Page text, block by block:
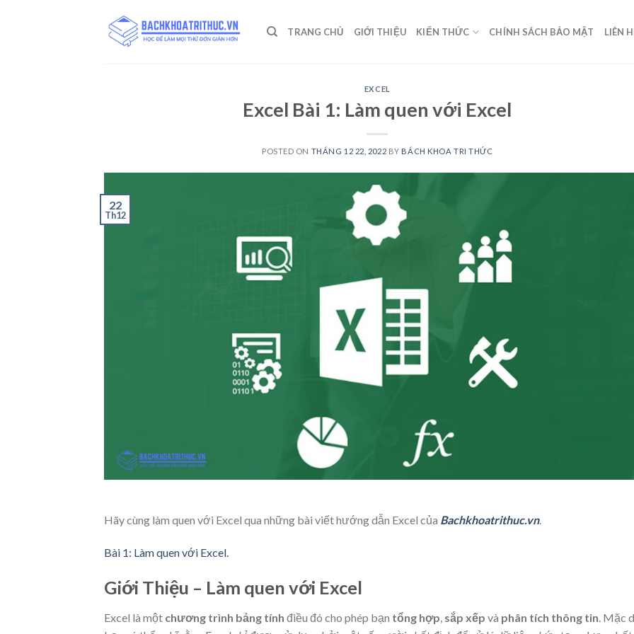
TRANG CHỦ GIỚI THIỆU KIẾN THỨC CHÍNH SÁCH BẢO MẬT LIÊN
EXCEL
Excel Bài 1: Làm quen với Excel
POSTED ON THÁNG 12 22, 2022 BY BÁCH KHOA TRI THỨC
22
Th12
Hãy cùng làm quen với Excel qua những bài viết hướng dẫn Excel của Bachkhoatrithuc.vn.
Bài 1: Làm quen với Excel.
Giới Thiệu – Làm quen với Excel
Excel là một chương trình bảng tính điều đó cho phép bạn tổng hợp sắp xếp và phân tích thông tin . Mặc